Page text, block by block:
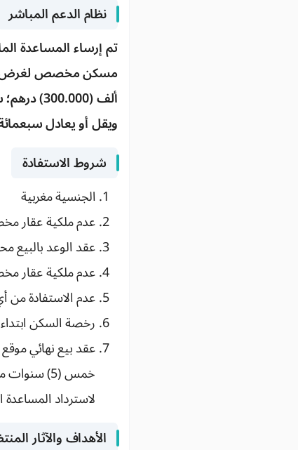
نظام الدعم المباشر
تم إرساء المساعدة
ويقل أو يعادل سبعمائة ألف
شروط الاستفادة
الجنسية مغربية
عدم ملكية عقار
عقد الوعد بالبيع
عدم ملكية عقار
عدم الاستفادة
رخصة السكن ابتداء من
عقد بيع نهائي
خمس (5)
لاسترداد المساعدة
الأهداف والآثار